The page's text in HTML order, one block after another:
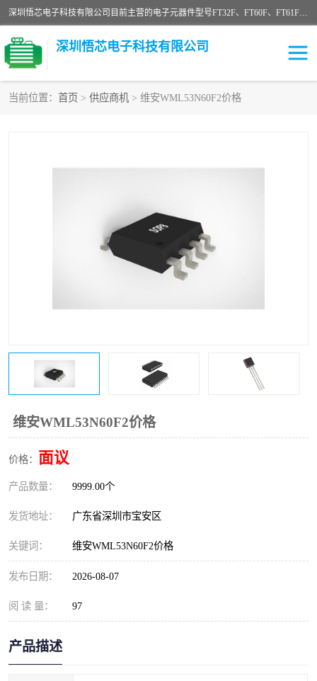
深圳悟芯电子科技有限公司目前主营的电子元器件型号FT32F、FT60F、FT61F、FT62F、FT64F、FT61FC、MCU EEPROM MOS LDO 稳压管 触摸IC DC-DC AC-DC 协议IC等，广泛应用于LED射灯、LED日光灯、等诸多领域。
深圳悟芯电子科技有限公司
当前位置： 首页 > 供应商机 > 维安WML53N60F2价格
维安WML53N60F2价格
价格： 面议
产品数量： 9999.00个
发货地址： 广东省深圳市宝安区
关键词： 维安WML53N60F2价格
发布日期： 2026-08-07
阅 读 量： 97
产品描述
FT61F
FT64F
FT61F022
FT61F021